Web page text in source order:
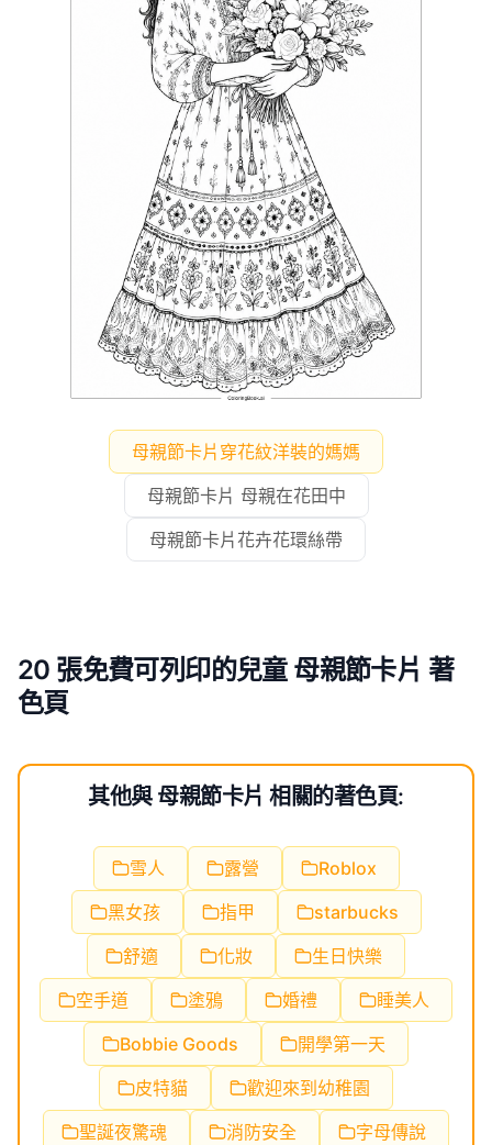
母親節卡片穿花紋洋裝的媽媽
母親節卡片 母親在花田中
母親節卡片花卉花環絲帶
20 張免費可列印的兒童 母親節卡片 著
色頁
其他與 母親節卡片 相關的著色頁:
雪人 露營
Roblox
黑女孩
指甲
starbucks
舒適
化妝
生日快樂
空手道
塗鴉 婚禮
睡美人
Bobbie Goods
開學第一天
皮特貓
歡迎來到幼稚園
聖誕夜驚魂
消防安全
字母傳說